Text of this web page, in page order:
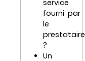
service
fourni par
le
prestataire
?
Un